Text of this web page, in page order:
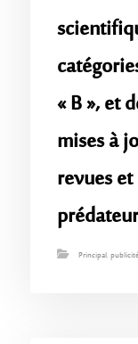
« B », et
mises à
revues
Principal,